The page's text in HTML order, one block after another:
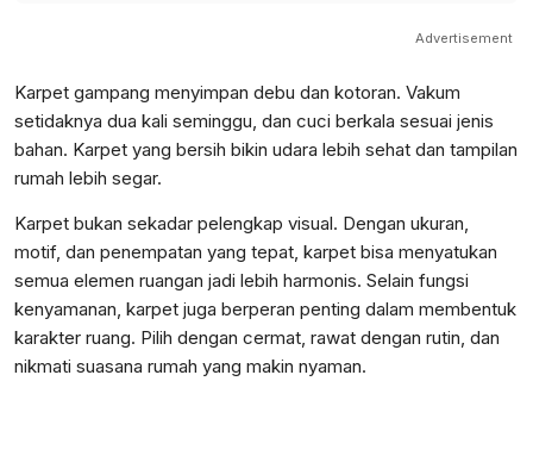
Advertisement
Karpet gampang menyimpan debu dan kotoran. Vakum
setidaknya dua kali seminggu, dan cuci berkala sesuai jenis
bahan. Karpet yang bersih bikin udara lebih sehat dan tampilan
rumah lebih segar.
Karpet bukan sekadar pelengkap visual. Dengan ukuran,
motif, dan penempatan yang tepat, karpet bisa menyatukan
semua elemen ruangan jadi lebih harmonis. Selain fungsi
kenyamanan, karpet juga berperan penting dalam membentuk
karakter ruang. Pilih dengan cermat, rawat dengan rutin, dan
nikmati suasana rumah yang makin nyaman.